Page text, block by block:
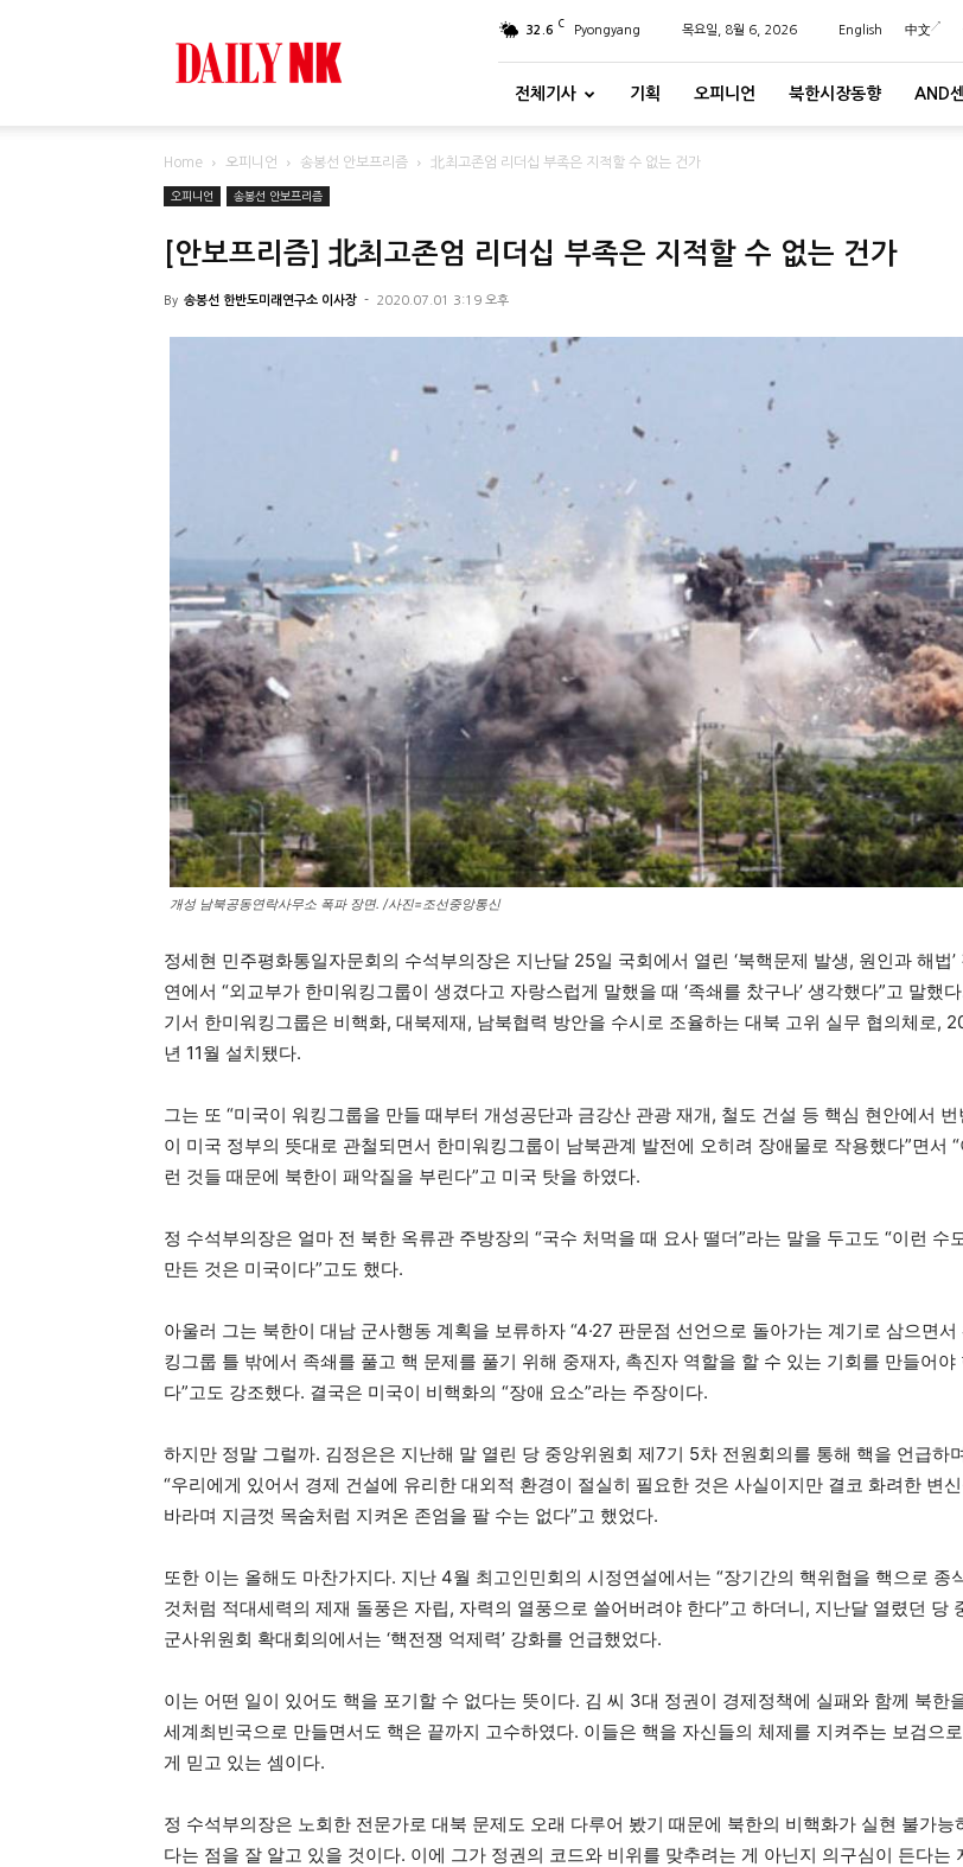
32.6 C Pyongyang 목요일, 8월 6, 2026 English 中文
전체기사 기획 오피니언 북한시장동향 AND
Home 오피니언 송봉선 안보프리즘 北최고존엄 리더십 부족은 지적할 수 없는 건가
오피니언 송봉선 안보프리즘
[안보프리즘] 北최고존엄 리더십 부족은 지적할 수 없는 건가
By 송봉선 한반도미래연구소 이사장 - 2020.07.01 3:19 오후
개성 남북공동연락사무소 폭파 장면. /사진=조선중앙통신
정세현 민주평화통일자문회의 수석부의장은 지난달 25일 국회에서 열린 ‘북핵문제 발생, 원인과 해법’
연에서 “외교부가 한미워킹그룹이 생겼다고 자랑스럽게 말했을 때 ‘족쇄를 찼구나’ 생각했다”고 말했
기서 한미워킹그룹은 비핵화, 대북제재, 남북협력 방안을 수시로 조율하는 대북 고위 실무 협의체로,
년 11월 설치됐다.
그는 또 “미국이 워킹그룹을 만들 때부터 개성공단과 금강산 관광 재개, 철도 건설 등 핵심 현안에서 번
이 미국 정부의 뜻대로 관철되면서 한미워킹그룹이 남북관계 발전에 오히려 장애물로 작용했다”면서 “
런 것들 때문에 북한이 패악질을 부린다”고 미국 탓을 하였다.
정 수석부의장은 얼마 전 북한 옥류관 주방장의 “국수 처먹을 때 요사 떨더”라는 말을 두고도 “이런 수
만든 것은 미국이다”고도 했다.
아울러 그는 북한이 대남 군사행동 계획을 보류하자 “4·27 판문점 선언으로 돌아가는 계기로 삼으면서
킹그룹 틀 밖에서 족쇄를 풀고 핵 문제를 풀기 위해 중재자, 촉진자 역할을 할 수 있는 기회를 만들어야
다”고도 강조했다. 결국은 미국이 비핵화의 “장애 요소”라는 주장이다.
하지만 정말 그럴까. 김정은은 지난해 말 열린 당 중앙위원회 제7기 5차 전원회의를 통해 핵을 언급하
“우리에게 있어서 경제 건설에 유리한 대외적 환경이 절실히 필요한 것은 사실이지만 결코 화려한 변
바라며 지금껏 목숨처럼 지켜온 존엄을 팔 수는 없다”고 했었다.
또한 이는 올해도 마찬가지다. 지난 4월 최고인민회의 시정연설에서는 “장기간의 핵위협을 핵으로 종
것처럼 적대세력의 제재 돌풍은 자립, 자력의 열풍으로 쓸어버려야 한다”고 하더니, 지난달 열렸던 당
군사위원회 확대회의에서는 ‘핵전쟁 억제력’ 강화를 언급했었다.
이는 어떤 일이 있어도 핵을 포기할 수 없다는 뜻이다. 김 씨 3대 정권이 경제정책에 실패와 함께 북한
세계최빈국으로 만들면서도 핵은 끝까지 고수하였다. 이들은 핵을 자신들의 체제를 지켜주는 보검으
게 믿고 있는 셈이다.
정 수석부의장은 노회한 전문가로 대북 문제도 오래 다루어 봤기 때문에 북한의 비핵화가 실현 불가능
다는 점을 잘 알고 있을 것이다. 이에 그가 정권의 코드와 비위를 맞추려는 게 아닌지 의구심이 든다는